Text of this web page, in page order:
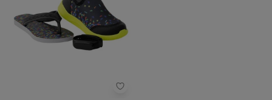
Perfecta - Kit Infantil Verde